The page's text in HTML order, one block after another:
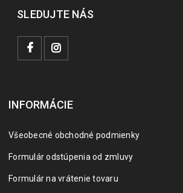
SLEDUJTE NÁS
INFORMÁCIE
Všeobecné obchodné podmienky
Formulár odstúpenia od zmluvy
Formulár na vrátenie tovaru